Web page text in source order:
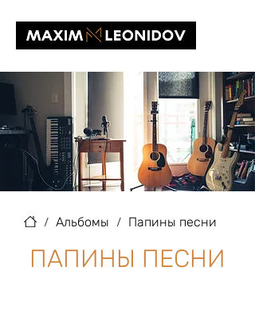
/ Альбомы / Папины песни
ПАПИНЫ ПЕСНИ